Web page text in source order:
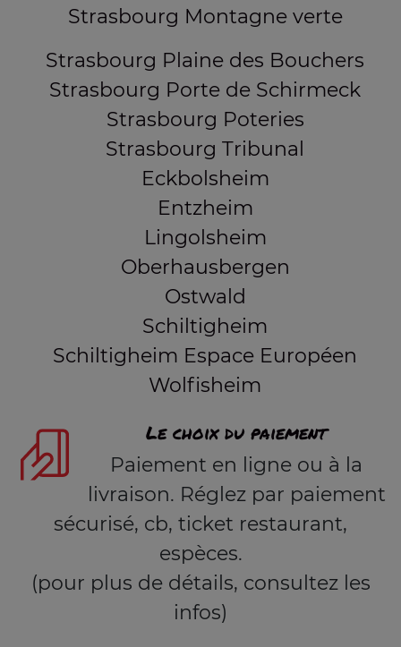
Strasbourg Montagne verte
Strasbourg Plaine des Bouchers
Strasbourg Porte de Schirmeck
Strasbourg Poteries
Strasbourg Tribunal
Eckbolsheim
Entzheim
Lingolsheim
Oberhausbergen
Ostwald
Schiltigheim
Schiltigheim Espace Européen
Wolfisheim
Le choix du paiement
Paiement en ligne ou à la
livraison. Réglez par paiement
sécurisé, cb, ticket restaurant,
espèces.
(pour plus de détails, consultez les
infos)